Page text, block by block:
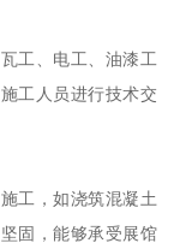
工、电工、油漆工
工人员进行技术交
工，如浇筑混凝土
固，能够承受展馆